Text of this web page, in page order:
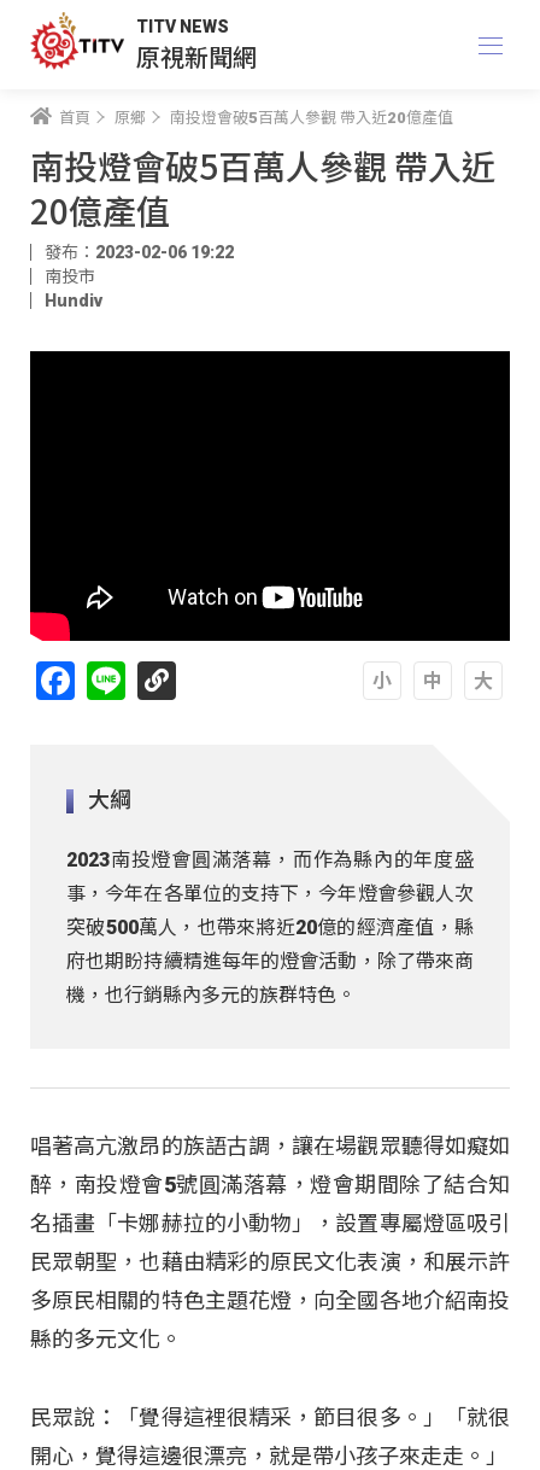
TITV NEWS
原視新聞網
首頁 原鄉 南投燈會破5百萬人參觀 帶入近20億產值
南投燈會破5百萬人參觀 帶入近
20億產值
發布：2023-02-06 19:22
南投市
Hundiv
Facebook
Line
大綱
2023南投燈會圓滿落幕，而作為縣內的年度盛
事，今年在各單位的支持下，今年燈會參觀人次
突破500萬人，也帶來將近20億的經濟產值，縣
府也期盼持續精進每年的燈會活動，除了帶來商
機，也行銷縣內多元的族群特色。
唱著高亢激昂的族語古調，讓在場觀眾聽得如癡如
醉，南投燈會5號圓滿落幕，燈會期間除了結合知
名插畫「卡娜赫拉的小動物」，設置專屬燈區吸引
民眾朝聖，也藉由精彩的原民文化表演，和展示許
多原民相關的特色主題花燈，向全國各地介紹南投
縣的多元文化。
民眾說：「覺得這裡很精采，節目很多。」「就很
開心，覺得這邊很漂亮，就是帶小孩子來走走。」